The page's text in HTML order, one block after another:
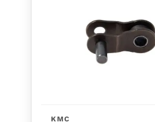
KMC